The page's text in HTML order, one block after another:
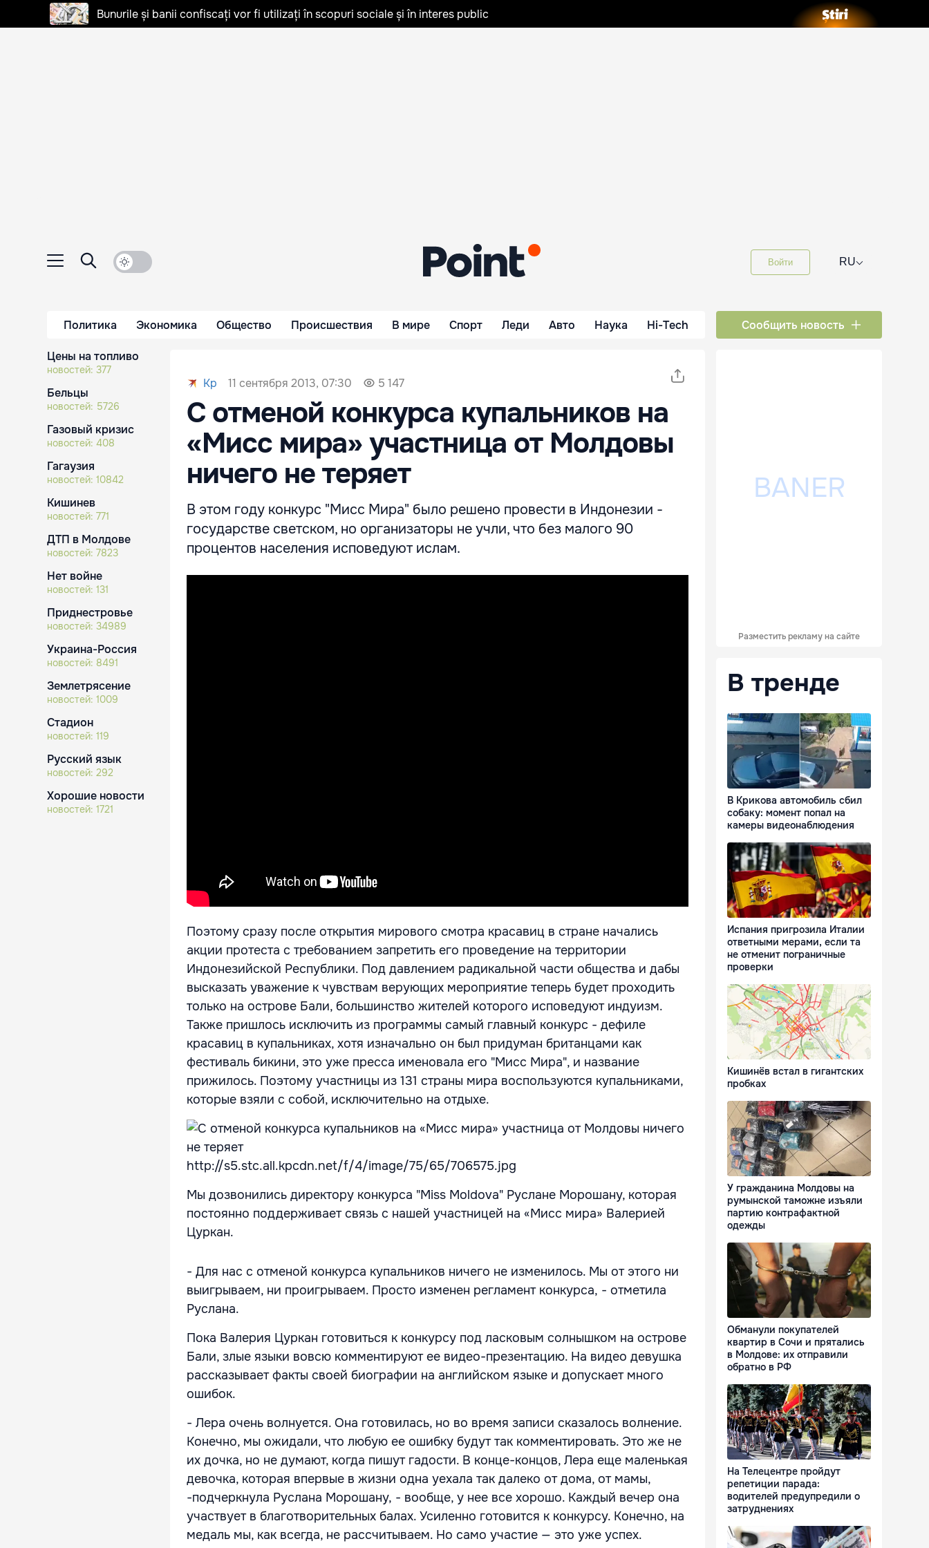
Bunurile și banii confiscați vor fi utilizați în scopuri sociale și în interes public
Войти RU⌵
Политика Экономика Общество Происшествия В мире Спорт Леди Авто Наука Hi-Tech Сообщить новость
Цены на топливо
новостей: 377
Бельцы
новостей: 5726
Газовый кризис
новостей: 408
Гагаузия
новостей: 10842
Кишинев
новостей: 771
ДТП в Молдове
новостей: 7823
Нет войне
новостей: 131
Приднестровье
новостей: 34989
Украина-Россия
новостей: 8491
Землетрясение
новостей: 1009
Стадион
новостей: 119
Русский язык
новостей: 292
Хорошие новости
новостей: 1721
Kp 11 сентября 2013, 07:30 5 147
С отменой конкурса купальников на
«Мисс мира» участница от Молдовы
ничего не теряет
В этом году конкурс "Мисс Мира" было решено провести в Индонезии -
государстве светском, но организаторы не учли, что без малого 90
процентов населения исповедуют ислам.
Поэтому сразу после открытия мирового смотра красавиц в стране начались
акции протеста с требованием запретить его проведение на территории
Индонезийской Республики. Под давлением радикальной части общества и дабы
высказать уважение к чувствам верующих мероприятие теперь будет проходить
только на острове Бали, большинство жителей которого исповедуют индуизм.
Также пришлось исключить из программы самый главный конкурс - дефиле
красавиц в купальниках, хотя изначально он был придуман британцами как
фестиваль бикини, это уже пресса именовала его "Мисс Мира", и название
прижилось. Поэтому участницы из 131 страны мира воспользуются купальниками,
которые взяли с собой, исключительно на отдыхе.
http://s5.stc.all.kpcdn.net/f/4/image/75/65/706575.jpg
Мы дозвонились директору конкурса "Miss Moldova" Руслане Морошану, которая
постоянно поддерживает связь с нашей участницей на «Мисс мира» Валерией
Цуркан.
- Для нас с отменой конкурса купальников ничего не изменилось. Мы от этого ни
выигрываем, ни проигрываем. Просто изменен регламент конкурса, - отметила
Руслана.
Пока Валерия Цуркан готовиться к конкурсу под ласковым солнышком на острове
Бали, злые языки вовсю комментируют ее видео-презентацию. На видео девушка
рассказывает факты своей биографии на английском языке и допускает много
ошибок.
- Лера очень волнуется. Она готовилась, но во время записи сказалось волнение.
Конечно, мы ожидали, что любую ее ошибку будут так комментировать. Это же не
их дочка, но не думают, когда пишут гадости. В конце-концов, Лера еще маленькая
девочка, которая впервые в жизни одна уехала так далеко от дома, от мамы,
-подчеркнула Руслана Морошану, - вообще, у нее все хорошо. Каждый вечер она
участвует в благотворительных балах. Усиленно готовится к конкурсу. Конечно, на
медаль мы, как всегда, не рассчитываем. Но само участие — это уже успех.
Разместить рекламу на сайте
В тренде
В Крикова автомобиль сбил
собаку: момент попал на
камеры видеонаблюдения
Испания пригрозила Италии
ответными мерами, если та
не отменит пограничные
проверки
Кишинёв встал в гигантских
пробках
У гражданина Молдовы на
румынской таможне изъяли
партию контрафактной
одежды
Обманули покупателей
квартир в Сочи и прятались
в Молдове: их отправили
обратно в РФ
На Телецентре пройдут
репетиции парада:
водителей предупредили о
затруднениях